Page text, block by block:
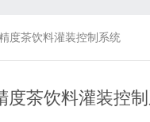
度茶饮料灌装控制系统
度茶饮料灌装控